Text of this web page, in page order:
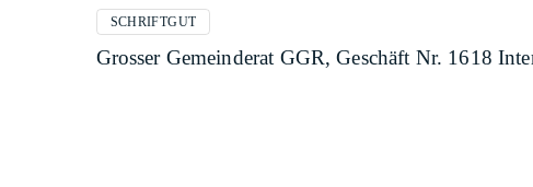
SCHRIFTGUT
Grosser Gemeinderat GGR, Geschäft Nr. 1618